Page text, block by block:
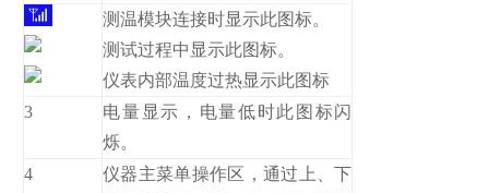
测温模块连接时显示此图标。
测试过程中显示此图标。
仪表内部温度过热显示此图标
3
电量显示，电量低时此图标闪
烁。
4
仪器主菜单操作区，通过上、下